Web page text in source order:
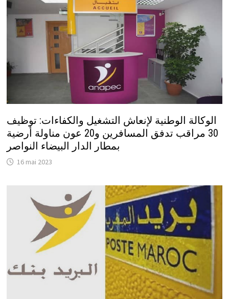
الوكالة الوطنية لإنعاش التشغيل والكفاءات: توظيف
30 مراقب تدفق المسافرين و20 عون مناولة أرضية
بمطار الدار البيضاء النواصر
16 mai 2023